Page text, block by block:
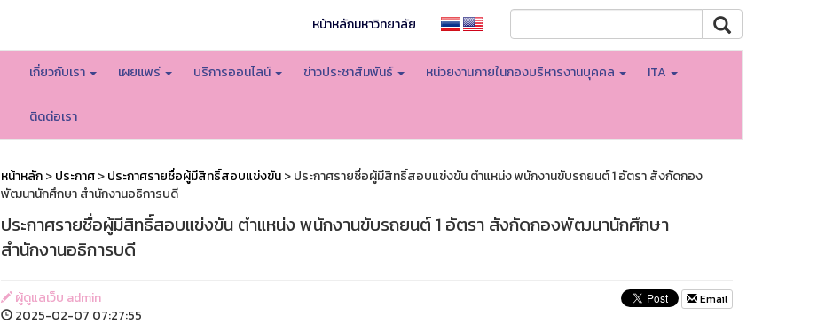
หน้าหลักมหาวิทยาลัย
เกี่ยวกับเรา เผยแพร่ บริการออนไลน์ ข่าวประชาสัมพันธ์ หน่วยงานภายในกองบริหารงานบุคคล ITA
ติดต่อเรา
หน้าหลัก>ประกาศ>ประกาศรายชื่อผู้มีสิทธิ์สอบแข่งขัน> ประกาศรายชื่อผู้มีสิทธิ์สอบแข่งขัน ตำแหน่ง พนักงานขับรถยนต์ 1 อัตรา สังกัดกอง
พัฒนานักศึกษา สำนักงานอธิการบดี
ประกาศรายชื่อผู้มีสิทธิ์สอบแข่งขัน ตำแหน่ง พนักงานขับรถยนต์ 1 อัตรา สังกัดกองพัฒนานักศึกษา
สำนักงานอธิการบดี
ผู้ดูแลเว็บ admin
2025-02-07 07:27:55
Email